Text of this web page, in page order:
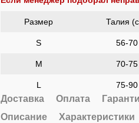
Размер Талия
S 56-70
M 70-75
L 75-90
Доставка Оплата
Описание
Характеристики